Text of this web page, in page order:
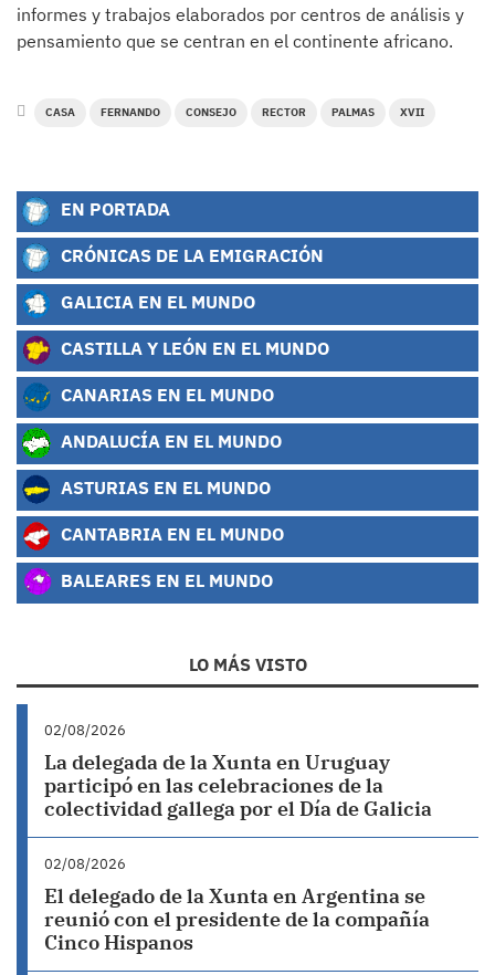
informes y trabajos elaborados por centros de análisis y
pensamiento que se centran en el continente africano.
CASA FERNANDO CONSEJO RECTOR PALMAS XVII
EN PORTADA
CRÓNICAS DE LA EMIGRACIÓN
GALICIA EN EL MUNDO
CASTILLA Y LEÓN EN EL MUNDO
CANARIAS EN EL MUNDO
ANDALUCÍA EN EL MUNDO
ASTURIAS EN EL MUNDO
CANTABRIA EN EL MUNDO
BALEARES EN EL MUNDO
LO MÁS VISTO
02/08/2026
La delegada de la Xunta en Uruguay
participó en las celebraciones de la
colectividad gallega por el Día de Galicia
02/08/2026
El delegado de la Xunta en Argentina se
reunió con el presidente de la compañía
Cinco Hispanos